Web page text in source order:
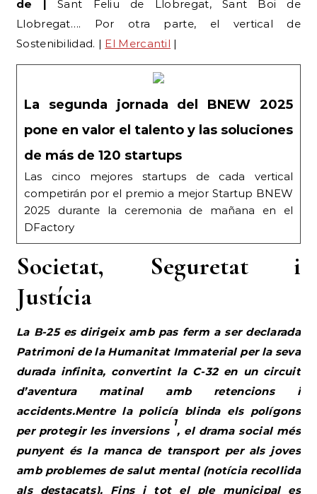
Sostenibilidad. |El Mercantil|
La segunda jornada del BNEW 2025
Las cinco mejores startups de cada vertical
competirán por el premio a mejor Startup BNEW
2025 durante la ceremonia de mañana en el
DFactory
Societat, Seguretat i
Justícia
La B-25 es dirigeix amb pas ferm a ser declarada
durada infinita, convertint la C-32 en un circuit
d’aventura matinal amb retencions i
accidents.Mentre la policía blinda els polígons
per protegir les inversions
1
, el drama social més
punyent és la manca de transport per als joves
amb problemes de salut mental (notícia recollida
als destacats). Fins i tot el ple municipal es
desvia per parlar de geopolítica global.